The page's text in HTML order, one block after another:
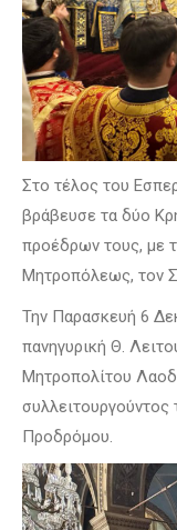
Στο τέλος του
βράβευσε τα δύο
προέδρων τους, με
Μητροπόλεως, τον
Την Παρασκευή 6
πανηγυρική Θ.
Μητροπολίτου
Προδρόμου.